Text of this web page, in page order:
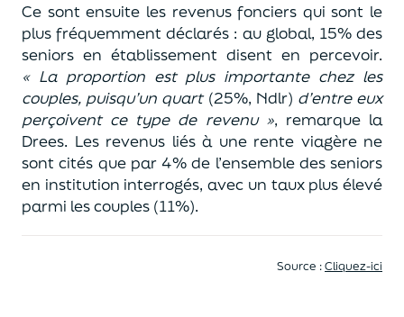
Ce sont ensuite les revenus fonciers qui sont le
plus fréquemment déclarés : au global, 15% des
seniors en établissement disent en percevoir.
« La proportion est plus importante chez les
couples, puisqu’un quart(25%, Ndlr) d’entre eux
perçoivent ce type de revenu », remarque la
Drees. Les revenus liés à une rente viagère ne
sont cités que par 4% de l’ensemble des seniors
en institution interrogés, avec un taux plus élevé
parmi les couples (11%).
Source :Cliquez-ici